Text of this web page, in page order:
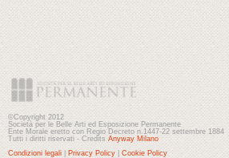
©Copyright 2012
Società per le Belle Arti ed Esposizione Permanente
Ente Morale eretto con Regio Decreto n.1447-22 settembre 1884
Tutti i diritti riservati - Credits Anyway Milano
Condizioni legali
Privacy Policy Cookie Policy